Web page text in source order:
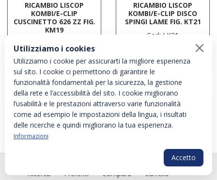
RICAMBIO LISCOP
KOMBI/E-CLIP
CUSCINETTO 626 ZZ FIG.
KM19
Cod: LM19
RICAMBIO LISCOP
KOMBI/E-CLIP DISCO
SPINGI LAME FIG. KT21
Cod: LK21
ARIA FIG. KM5
RICAMBIO LISCOP
KOMBI/E-CLIP GUAINA
CAVO FIG. KM17
Ricerca Preferiti Compara Carrello
Utilizziamo i cookies
Utilizziamo i cookie per assicurarti la migliore esperienza
sul sito. I cookie ci permettono di garantire le
funzionalità fondamentali per la sicurezza, la gestione
della rete e l’accessibilità del sito. I cookie migliorano
l’usabilità e le prestazioni attraverso varie funzionalità
come ad esempio le impostazioni della lingua, i risultati
delle ricerche e quindi migliorano la tua esperienza.
Informazioni
Accetto